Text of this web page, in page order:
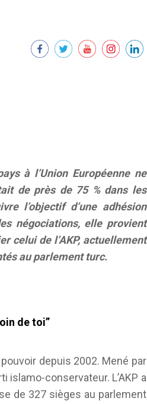
à l’Union Européenne ne
de près de 75 % dans les
l’objectif d’une adhésion
négociations, elle provient
celui de l’AKP, actuellement
au parlement turc.
de toi”
depuis 2002. Mené par
islamo-conservateur. L’AKP a
de 327 sièges au parlement